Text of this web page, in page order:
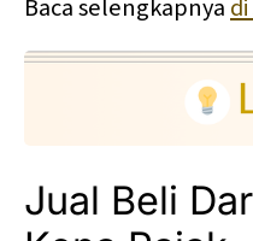
Baca selengkapnya
Jual Beli